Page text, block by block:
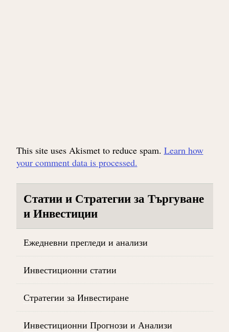
This site uses Akismet to reduce spam. Learn how
your comment data is processed.
Статии и Стратегии за Търгуване
и Инвестиции
Ежедневни прегледи и анализи
Инвестиционни статии
Стратегии за Инвестиране
Инвестиционни Прогнози и Анализи